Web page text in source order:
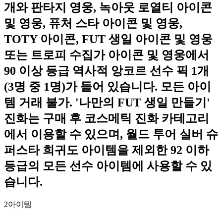
개와 판타지 영웅, 녹아웃 로열티 아이콘
및 영웅, 퓨처 스타 아이콘 및 영웅,
TOTY 아이콘, FUT 생일 아이콘 및 영웅
또는 트로피 수집가 아이콘 및 영웅에서
90 이상 등급 역사적 앙코르 선수 픽 1개
(3명 중 1명)가 들어 있습니다. 모든 아이
템 거래 불가. '나만의 FUT 생일 만들기'
진화는 구매 후 코스메틱 진화 카테고리
에서 이용할 수 있으며, 월드 투어 실버 슈
퍼스타 희귀도 아이템을 제외한 92 이하
등급의 모든 선수 아이템에 사용할 수 있
습니다.
2아이템